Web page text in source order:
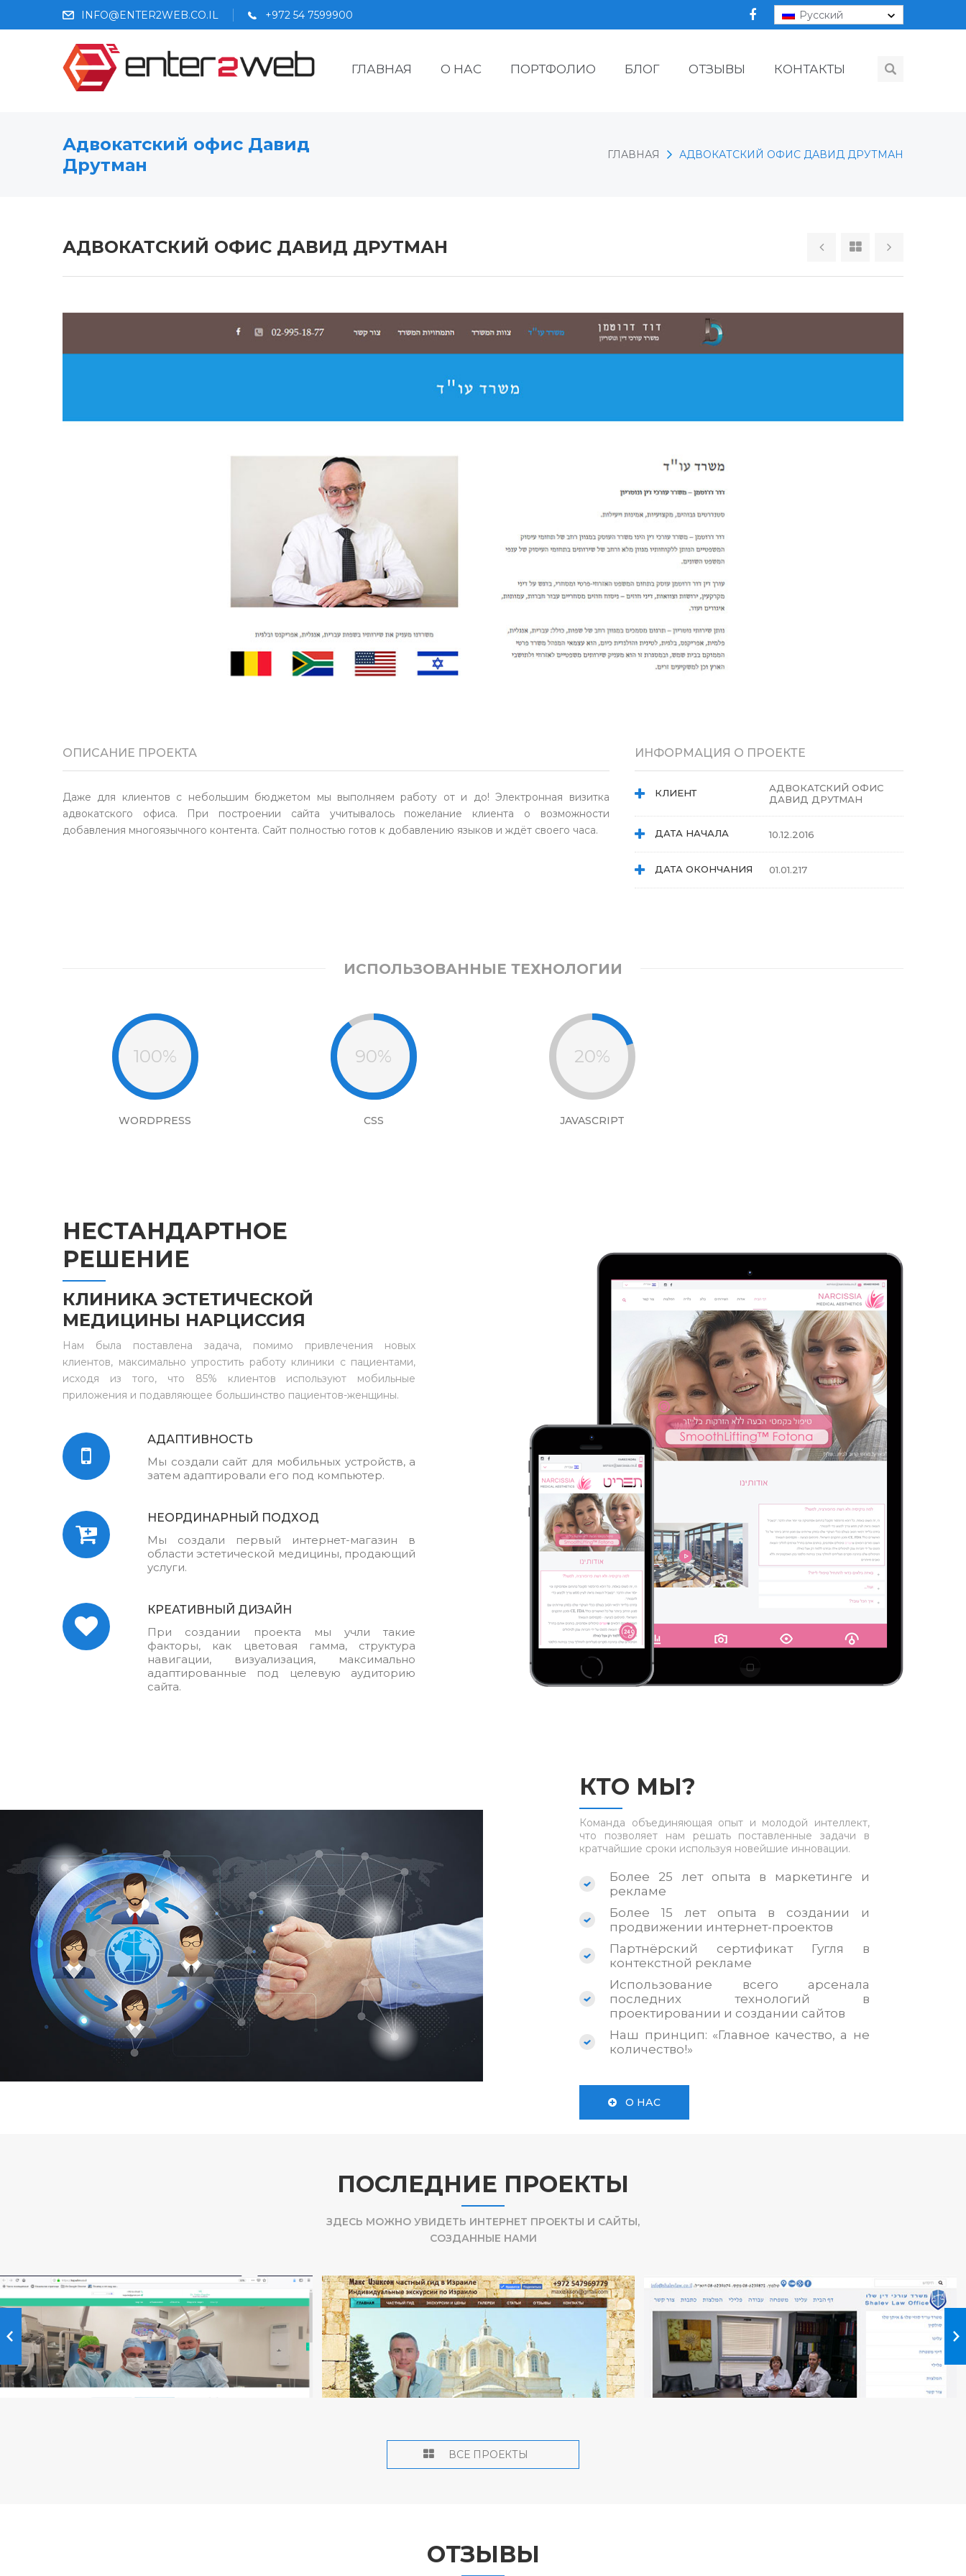
INFO@ENTER2WEB.CO.IL +972 54 7599900 Русский
ГЛАВНАЯ О НАС ПОРТФОЛИО БЛОГ ОТЗЫВЫ КОНТАКТЫ
Адвокатский офис Давид
Друтман
ГЛАВНАЯ АДВОКАТСКИЙ ОФИС ДАВИД ДРУТМАН
АДВОКАТСКИЙ ОФИС ДАВИД ДРУТМАН
ОПИСАНИЕ ПРОЕКТА
Даже для клиентов с небольшим бюджетом мы выполняем работу от и до! Электронная визитка
адвокатского офиса. При построении сайта учитывалось пожелание клиента о возможности
добавления многоязычного контента. Сайт полностью готов к добавлению языков и ждёт своего часа.
ИНФОРМАЦИЯ О ПРОЕКТЕ
КЛИЕНТ
АДВОКАТСКИЙ ОФИС
ДАВИД ДРУТМАН
ДАТА НАЧАЛА 10.12.2016
ДАТА ОКОНЧАНИЯ 01.01.217
ИСПОЛЬЗОВАННЫЕ ТЕХНОЛОГИИ
100%
WORDPRESS
90%
CSS
20%
JAVASCRIPT
НЕСТАНДАРТНОЕ
РЕШЕНИЕ
КЛИНИКА ЭСТЕТИЧЕСКОЙ
МЕДИЦИНЫ НАРЦИССИЯ
Нам была поставлена задача, помимо привлечения новых
клиентов, максимально упростить работу клиники с пациентами,
исходя из того, что 85% клиентов используют мобильные
приложения и подавляющее большинство пациентов-женщины.
АДАПТИВНОСТЬ
Мы создали сайт для мобильных устройств, а
затем адаптировали его под компьютер.
НЕОРДИНАРНЫЙ ПОДХОД
Мы создали первый интернет-магазин в
области эстетической медицины, продающий
услуги.
КРЕАТИВНЫЙ ДИЗАЙН
При создании проекта мы учли такие
факторы, как цветовая гамма, структура
навигации, визуализация, максимально
адаптированные под целевую аудиторию
сайта.
КТО МЫ?
Команда объединяющая опыт и молодой интеллект,
что позволяет нам решать поставленные задачи в
кратчайшие сроки используя новейшие инновации.
Более 25 лет опыта в маркетинге и
рекламе
Более 15 лет опыта в создании и
продвижении интернет-проектов
Партнёрский сертификат Гугля в
контекстной рекламе
Использование всего арсенала
последних технологий в
проектировании и создании сайтов
Наш принцип: «Главное качество, а не
количество!»
О НАС
ПОСЛЕДНИЕ ПРОЕКТЫ
ЗДЕСЬ МОЖНО УВИДЕТЬ ИНТЕРНЕТ ПРОЕКТЫ И САЙТЫ,
СОЗДАННЫЕ НАМИ
ВСЕ ПРОЕКТЫ
ОТЗЫВЫ